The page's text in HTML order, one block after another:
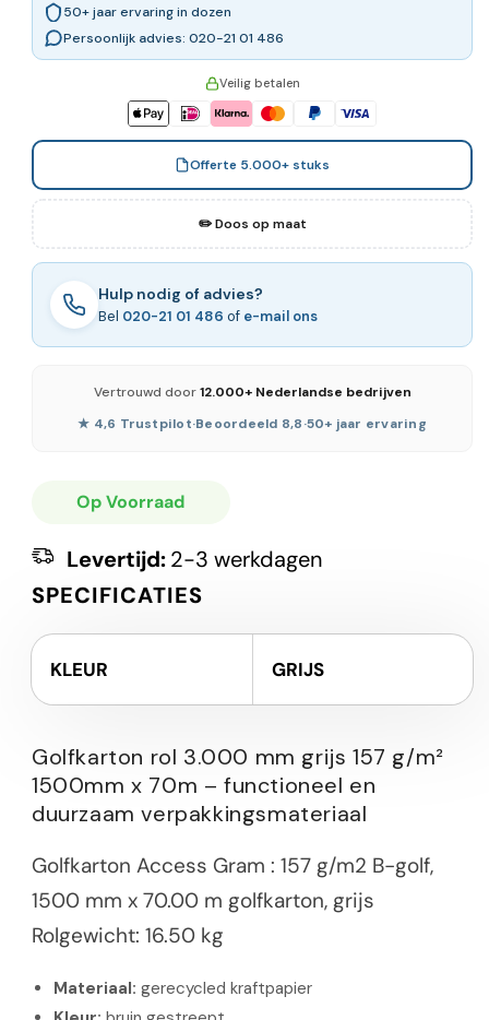
50+ jaar ervaring in dozen
Persoonlijk advies: 020-21 01 486
Veilig betalen
Offerte 5.000+ stuks
✏️ Doos op maat
Hulp nodig of advies?
Bel 020-21 01 486 of e-mail ons
Vertrouwd door12.000+ Nederlandse bedrijven
★ 4,6 Trustpilot·Beoordeeld 8,8·50+ jaar ervaring
Op Voorraad
Levertijd:2-3 werkdagen
SPECIFICATIES
KLEUR GRIJS
Golfkarton rol 3.000 mm grijs 157 g/m²
1500mm x 70m – functioneel en
duurzaam verpakkingsmateriaal
Golfkarton Access Gram : 157 g/m2 B-golf,
1500 mm x 70.00 m golfkarton, grijs
Rolgewicht: 16.50 kg
Materiaal: gerecycled kraftpapier